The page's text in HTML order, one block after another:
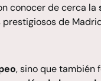
conocer de cerca la
prestigiosos de
, sino que también